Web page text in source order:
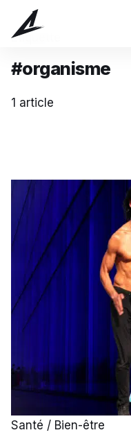
Étiquette
#organisme
1 article
Santé / Bien-être